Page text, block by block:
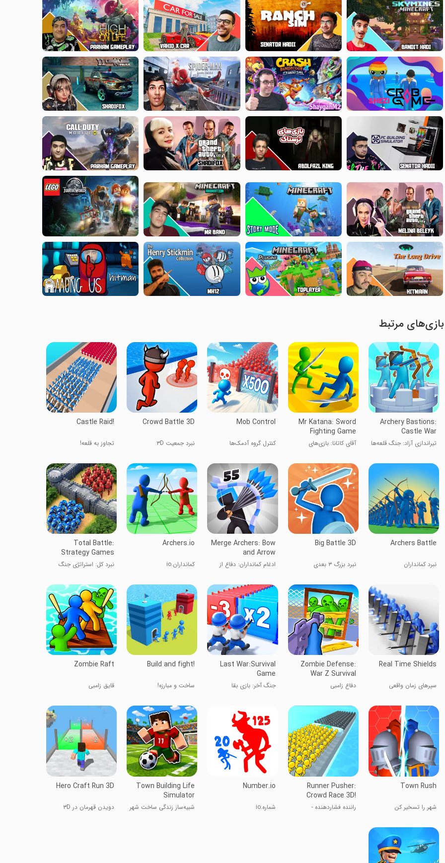
بازی‌های مرتبط
Archery Bastions:
Castle War
تیراندازی آزاد: جنگ قلعه‌ها
Mr Katana: Sword
Fighting Game
آقای کاتانا: بازی‌های
Mob Control
کنترل گروه آدمک‌ها
Crowd Battle 3D
نبرد جمعیت ۳D
Castle Raid!
تجاوز به قلعه!
Archers Battle
نبرد کمانداران
Big Battle 3D
نبرد بزرگ ۳ بعدی
Merge Archers: Bow
and Arrow
ادغام کمانداران: دفاع از
Archers.io
کمانداران.io
Total Battle:
Strategy Games
نبرد کل: استراتژی جنگ
Real Time Shields
سپرهای زمان واقعی
Zombie Defense:
War Z Survival
دفاع زامبی
Last War:Survival
Game
جنگ آخر: بازی بقا
Build and fight!
ساخت و مبارزه!
Zombie Raft
قایق زامبی
Town Rush
شهر را تسخیر کن
Runner Pusher:
Crowd Race 3D!
راننده فشار‌دهنده -
Number.io
شماره.io
Town Building Life
Simulator
شبیه‌ساز زندگی ساخت شهر
Hero Craft Run 3D
دویدن قهرمان در ۳D